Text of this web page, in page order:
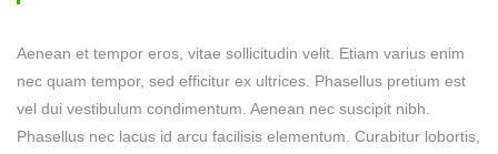
Aenean et tempor eros, vitae sollicitudin velit. Etiam varius enim
nec quam tempor, sed efficitur ex ultrices. Phasellus pretium est
vel dui vestibulum condimentum. Aenean nec suscipit nibh.
Phasellus nec lacus id arcu facilisis elementum. Curabitur lobortis,